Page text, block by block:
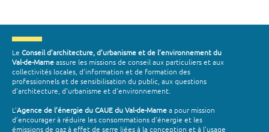
Le Conseil d’architecture, d’urbanisme et de l’environnement du
Val-de-Marneassure les missions de conseil aux particuliers et aux
collectivités locales, d’information et de formation des
professionnels et de sensibilisation du public, aux questions
d’architecture, d’urbanisme et d’environnement.
L’Agence de l’énergie du CAUE du Val-de-Marnea pour mission
d’encourager à réduire les consommations d’énergie et les
émissions de gaz à effet de serre liées à la conception et à l’usage